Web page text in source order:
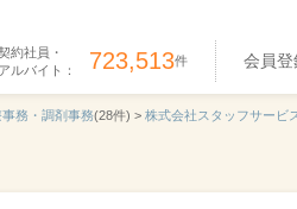
約社員・
ルバイト： 723,513件 会員登
事務・調剤事務(28件) > 株式会社スタッフサービ